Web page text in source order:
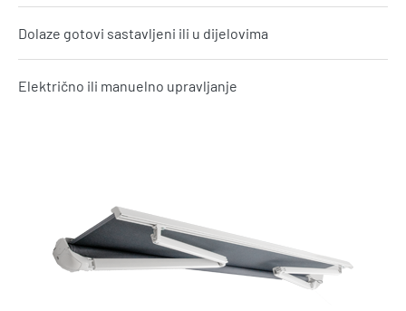
Dolaze gotovi sastavljeni ili u dijelovima
Električno ili manuelno upravljanje